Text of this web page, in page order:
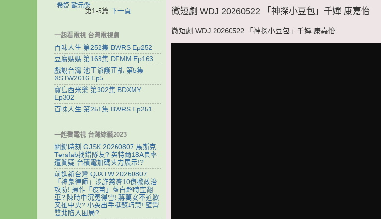
微短劇 WDJ 20260522 「神探小豆包」千嬋 康嘉怡
微短劇 WDJ 20260522 「神探小豆包」千嬋 康嘉怡
希婭 歐元傑
第1-5篇 下一頁
一起看電視 台灣電視劇
百味人生 第252集 BWRS Ep252
豆腐媽媽 第163集 DFMM Ep163
戲說台灣 池王爺護正乩 第5集
XSTW2616 Ep5
寶島西米樂 第302集 BDXMY
Ep302
百味人生 第251集 BWRS Ep251
一起看電視 台灣綜藝2023
關鍵時刻 GJSK 20260807 馬斯克
Terafab找錯隊友? 英特爾18A良率
遭質疑 台積電加碼火力展示!?
前進新台灣 QJXTW 20260807
「神鬼律師」涉詐慈濟10億掀政治
攻防! 操作「疫苗」藍白超時空翻
車? 陳時中沉冤得雪! 蔣萬安不道歉
又扯中央? 小英出手挺蘇巧慧! 藍營
雙北陷入困局?